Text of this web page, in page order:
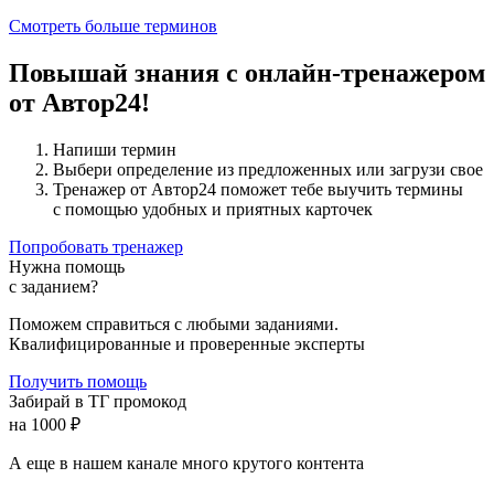
Смотреть больше терминов
Повышай знания с онлайн-тренажером
от Автор24!
Напиши термин
Выбери определение из предложенных или загрузи свое
Тренажер от Автор24 поможет тебе выучить термины
с помощью удобных и приятных карточек
Попробовать тренажер
Нужна помощь
с заданием?
Поможем справиться с любыми заданиями.
Квалифицированные и проверенные эксперты
Получить помощь
Забирай в ТГ промокод
на 1000 ₽
А еще в нашем канале много крутого контента